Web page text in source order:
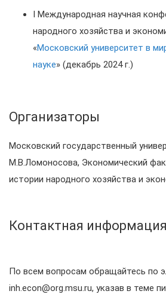
I Международная научная
народного хозяйства и
«Московский университет в
науке» (декабрь 2024 г.)
Организаторы
Московский государственный
М.В.Ломоносова, Экономический
истории народного хозяйства и
Контактная информация
По всем вопросам обращайтесь по
inh.econ@org.msu.ru, указав в теме